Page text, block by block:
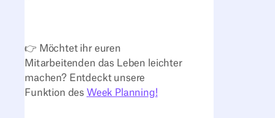
👉 Möchtet ihr euren
Mitarbeitenden das Leben leichter
machen? Entdeckt unsere
Funktion des Week Planning!